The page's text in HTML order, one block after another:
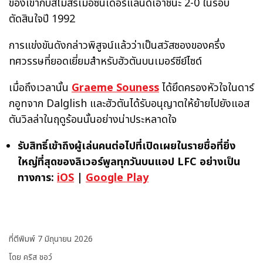
ของเขากับสโมสรเมื่อซันเดอร์แลนด์เอาชนะ 2-0 ในรอบ
ตัดสินใจปี 1992
การแข่งขันดังกล่าวพิสูจน์แล้วว่าเป็นสวัสซองของครึ่ง
ทศวรรษที่ยอดเยี่ยมสำหรับฮัวตันบนเมอร์ซีย์ไซด์
เมื่อถึงเวลานั้น Graeme Sounessได้ยึดครองหัวใจในดาร์
กอูทจาก Dalglish และฮัวตันได้รับอนุญาตให้ย้ายไปยังแอส
ตันวิลล่าในฤดูร้อนนั้นอย่างน่าประหลาดใจ
รับสิทธิ์เข้าถึงผู้เล่นคนต่อไปที่เปิดเผยในรายชื่อที่ยิ่ง
ใหญ่ที่สุดของลิเวอร์พูลทุกวันบนแอป LFC อย่างเป็น
ทางการ: iOS | Google Play
ที่ตีพิมพ์ 7 มิถุนายน 2026
โดย คริส ชอว์